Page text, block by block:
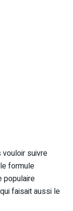
suivre
formule
populaire
faisait aussi le